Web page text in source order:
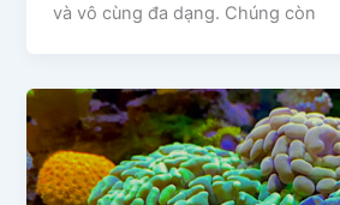
và vô cùng đa dạng. Chúng còn